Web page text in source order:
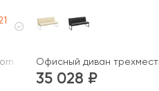
Офисный диван
35 028